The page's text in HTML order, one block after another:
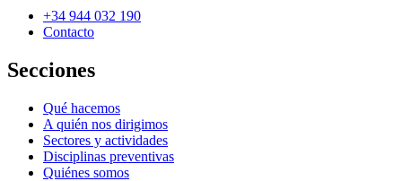
+34 944 032 190
Contacto
Secciones
Qué hacemos
A quién nos dirigimos
Sectores y actividades
Disciplinas preventivas
Quiénes somos